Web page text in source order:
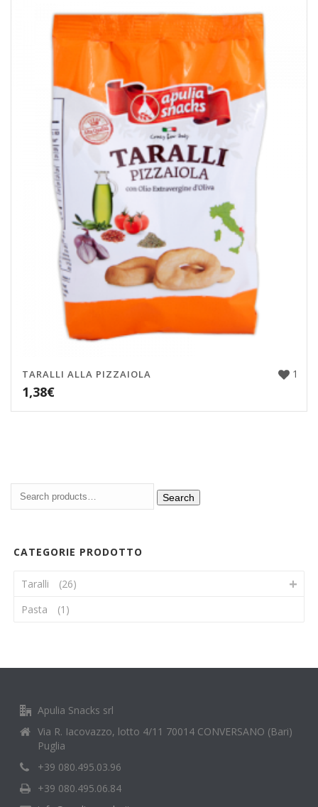
1
TARALLI ALLA PIZZAIOLA
1,38€
Search
CATEGORIE PRODOTTO
Taralli
(26)
Pasta
(1)
Apulia Snacks srl
Via R. Iacovazzo, lotto 4/11 70014 CONVERSANO (Bari)
Puglia
+39 080.495.03.96
+39 080.495.06.84